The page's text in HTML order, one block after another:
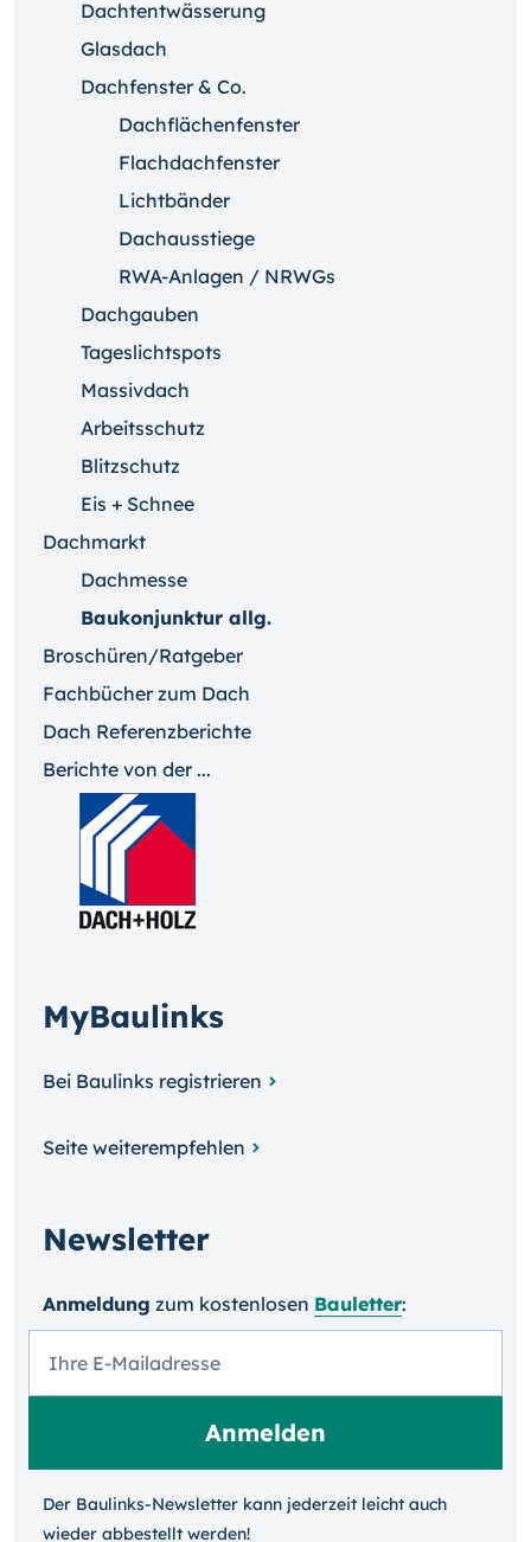
Dachtentwässerung
Glasdach
Dachfenster & Co.
Dachflächenfenster
Flachdachfenster
Lichtbänder
Dachausstiege
RWA-Anlagen / NRWGs
Dachgauben
Tageslichtspots
Massivdach
Arbeitsschutz
Blitzschutz
Eis + Schnee
Dachmarkt
Dachmesse
Baukonjunktur allg.
Broschüren/Ratgeber
Fachbücher zum Dach
Dach Referenzberichte
Berichte von der ...
MyBaulinks
Bei Baulinks registrieren
Seite weiterempfehlen
Newsletter
Anmeldung zum kosten­losen Bauletter:
Der Baulinks-Newsletter kann jeder­zeit leicht auch
wieder ab­bestellt werden!